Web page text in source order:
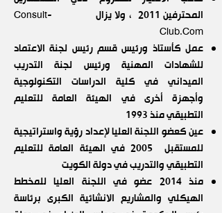
المحترفين 2011 ، ولا يزال Consult-
Club.Com
عمل كأستاذ ورئيس قسم رئيس لجنة الاعتماد
للشهادات المهنية ورئيس لجنة التدريب
الميداني في كلية الدراسات التكنولوجية
وأجهزة أخرى في الهيئة العامة للتعليم
التطبيقي منذ 1993
عين كعضو اللجنة العليا لإعداد رؤية واستراتيجية
للمستقبل 2005 في الهيئة العامة للتعليم
التطبيقي والتدريب في دولة الكويت
منذ 2014 عضو في اللجنة العليا للمخطط
الهيكلي والمشاريع الانشائية الكبرى برئاسة